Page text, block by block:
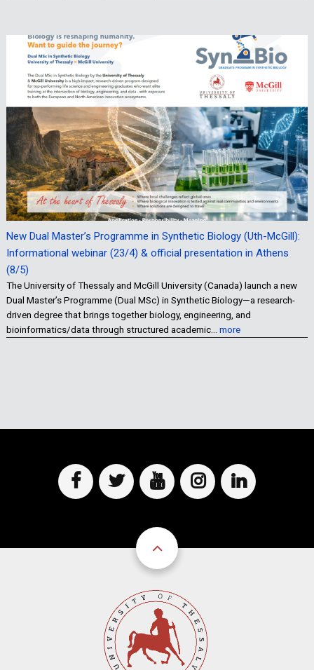
New Dual Master’s Programme in Synthetic Biology (Uth-McGill):
Informational webinar (23/4) & official presentation in Athens
(8/5)
The University of Thessaly and McGill University (Canada) launch a new
Dual Master’s Programme (Dual MSc) in Synthetic Biology—a research-
driven degree that brings together biology, engineering, and
bioinformatics/data through structured academic… more